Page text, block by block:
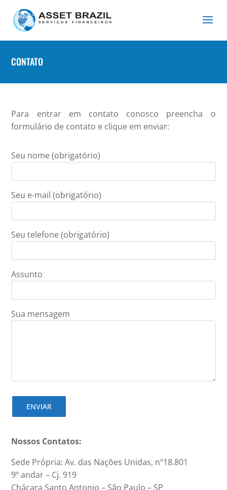
CONTATO
Para entrar em contato conosco preencha o
formulário de contato e clique em enviar:
Seu nome (obrigatório)
Seu e-mail (obrigatório)
Seu telefone (obrigatório)
Assunto
Sua mensagem
Nossos Contatos:
Sede Própria: Av. das Nações Unidas, nº18.801
9º andar – Cj. 919
Chácara Santo Antonio – São Paulo – SP